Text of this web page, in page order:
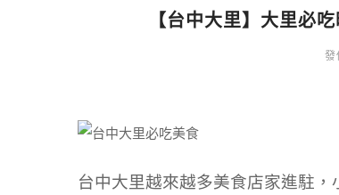
【台中大里】大里必
台中大里越來越多美食店家進駐